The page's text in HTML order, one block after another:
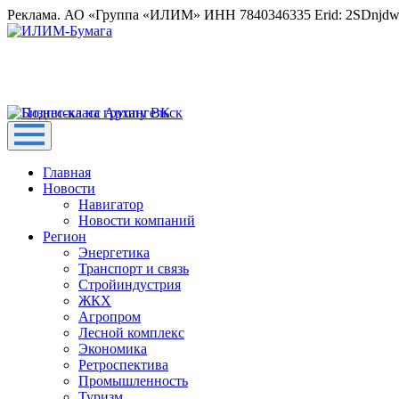
Реклама. АО «Группа «ИЛИМ» ИНН 7840346335 Erid:
Главная
Новости
Навигатор
Новости компаний
Регион
Энергетика
Транспорт и связь
Стройиндустрия
ЖКХ
Агропром
Лесной комплекс
Экономика
Ретроспектива
Промышленность